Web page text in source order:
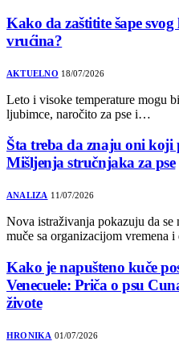
Kako da zaštitite šape
vrućina?
AKTUELNO 18/07/2026
Leto i visoke temperature mogu
ljubimce, naročito za pse i…
Šta treba da znaju oni koji
Mišljenja stručnjaka za pse
ANALIZA 11/07/2026
Nova istraživanja pokazuju da se
muče sa organizacijom vremena
Kako je napušteno kuče
Venecuele: Priča o psu
živote
HRONIKA 01/07/2026